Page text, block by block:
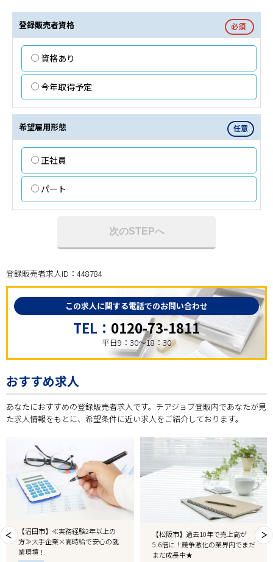
登録販売者資格 必須
資格あり
今年取得予定
希望雇用形態 任意
正社員
パート
次のSTEPへ
登録販売者求人ID：448784
この求人に関する電話でのお問い合わせ
TEL： 0120-73-1811
平日9：30～18：30
おすすめ求人
あなたにおすすめの登録販売者求人です。チアジョブ登販内であなたが見
た求人情報をもとに、希望条件に近い求人をご紹介しております。
【沼田市】≪実務経験2年以上の
方≫大手企業×高時給で安心の就
業環境！
【松阪市】過去10年で売上高が
5.6倍に！競争激化の業界内でまだ
まだ成長中★